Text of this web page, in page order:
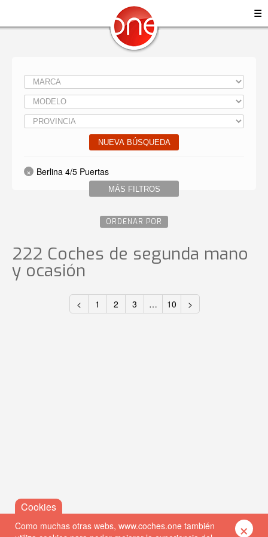
☰
NUEVA BÚSQUEDA
MÁS FILTROS
Berlina 4/5 Puertas
ORDENAR POR
222 Coches de segunda mano
y ocasión
< 1 2 3 … 10 >
Como muchas otras webs, www.coches.one también
×